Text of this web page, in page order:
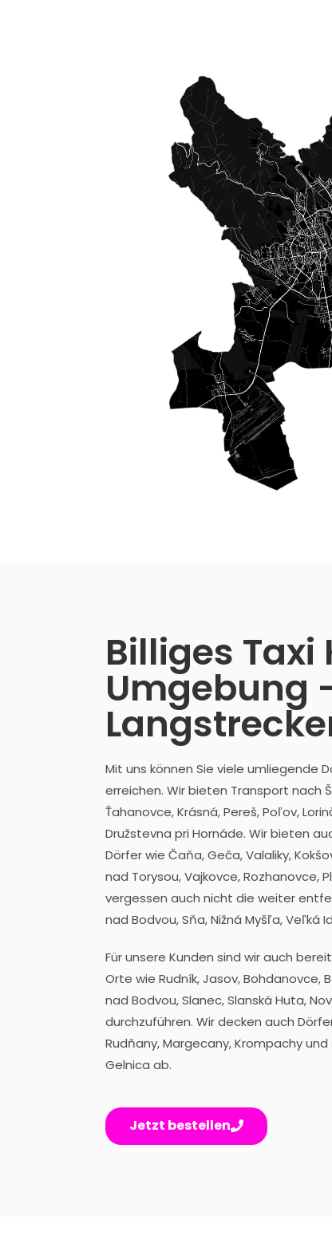
Billiges Taxi
Umgebung
Mit uns können Sie viele umliegende
erreichen. Wir bieten Transport nach
Ťahanovce, Krásná, Pereš, Poľov,
Družstevna pri Hornáde. Wir bieten
Dörfer wie Čaňa, Geča, Valaliky,
nad Torysou, Vajkovce, Rozhanovce,
vergessen auch nicht die weiter
nad Bodvou, Sňa, Nižná Myšľa, Veľká
Für unsere Kunden sind wir auch
Orte wie Rudník, Jasov, Bohdanovce,
nad Bodvou, Slanec, Slanská Huta,
durchzuführen. Wir decken auch
Rudňany, Margecany, Krompachy
Gelnica ab.
Jetzt bestellen